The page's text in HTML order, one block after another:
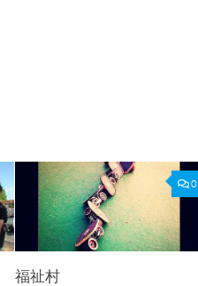
0
福祉村